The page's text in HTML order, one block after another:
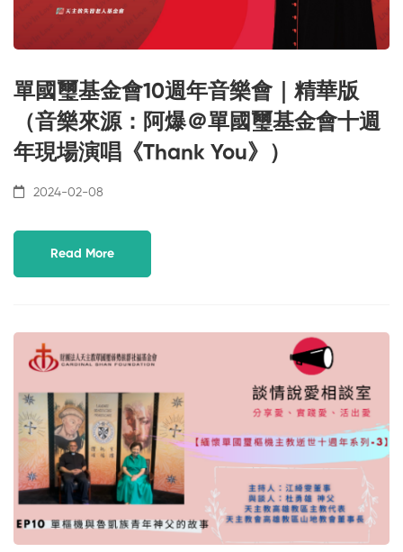
單國璽基金會10週年音樂會｜精華版
（音樂來源：阿爆＠單國璽基金會十週
年現場演唱《Thank You》）
2024-02-08
Read More